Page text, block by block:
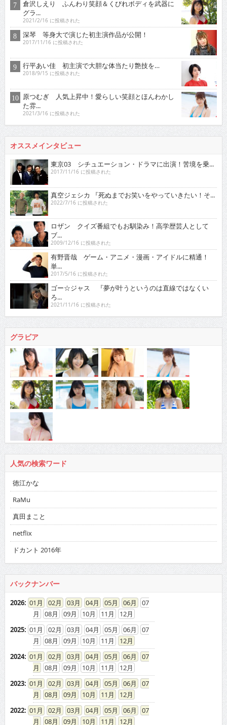
倉沢しえり ふんわり笑顔＆くびれボディを武器に
グラ...
2021/2/16 に投稿された
深琴 等身大で演じた初主演作品が公開！
2017/11/16 に投稿された
行平あい佳 初主演で大胆な体当たり艶技を…
2018/9/15 に投稿された
原つむぎ 人気上昇中！愛らしい笑顔とほんわかし
た雰...
2021/3/16 に投稿された
オススメインタビュー
東京03 シチュエーション・ドラマに出演！苦境を乗...
2017/11/16 に投稿された
真空ジェシカ 『死ぬまでお笑いをやっていきたい！そ...
2022/7/16 に投稿された
ロザン クイズ番組でもお馴染み！高学歴芸人として
ブ...
2009/12/16 に投稿された
有野晋哉 ゲーム・アニメ・漫画・アイドルに精通！
単...
2017/5/16 に投稿された
ゴー☆ジャス 『夢が叶うというのは直線ではなくい
ろ...
2021/11/16 に投稿された
グラビア
人気の検索ワード
徳江かな
RaMu
真田まこと
netflix
ドカント 2016年
バックナンバー
2026: 01 02 03 04 05 06
07
08
09 10 11
12
2025: 01 02 03 04 05 06
07
08
09 10 11
12
2024: 01 02 03 04 05 06
07
08
09 10 11
12
2023: 01 02 03 04 05 06
07
08
09 10 11
12
2022: 01 02 03 04 05 06
07
08
09 10 11
12